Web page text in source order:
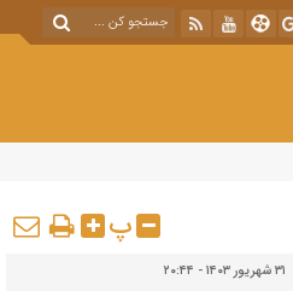
پ
۳۱ شهریور ۱۴۰۳ - ۲۰:۴۴